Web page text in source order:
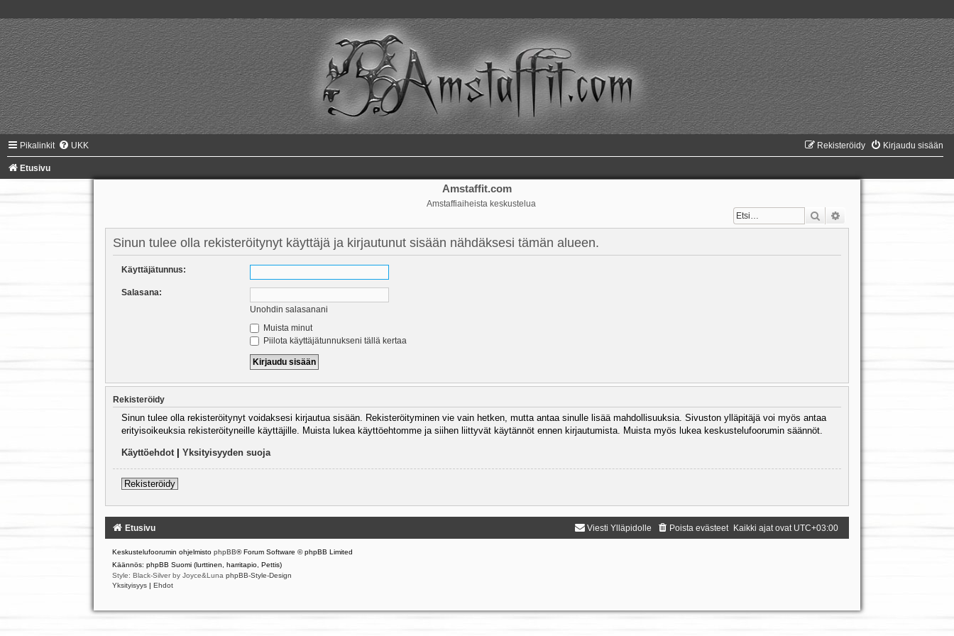
Pikalinkit UKK Kirjaudu sisään
Rekisteröidy
Etusivu
Amstaffit.com
Amstaffiaiheista keskustelua
Etsi
Sinun tulee olla rekisteröitynyt käyttäjä ja kirjautunut sisään nähdäksesi tämän alueen.
Käyttäjätunnus:
Salasana:
Unohdin salasanani
Muista minut
Piilota käyttäjätunnukseni tällä kertaa
Rekisteröidy
Sinun tulee olla rekisteröitynyt voidaksesi kirjautua sisään. Rekisteröityminen vie vain hetken, mutta antaa sinulle lisää mahdollisuuksia. Sivuston ylläpitäjä voi myös antaa
erityisoikeuksia rekisteröityneille käyttäjille. Muista lukea käyttöehtomme ja siihen liittyvät käytännöt ennen kirjautumista. Muista myös lukea keskustelufoorumin säännöt.
Käyttöehdot| Yksityisyyden suoja
Rekisteröidy
Etusivu Kaikki ajat ovat UTC+03:00
Poista evästeet
Viesti Ylläpidolle
Keskustelufoorumin ohjelmisto phpBB® Forum Software © phpBB Limited
Käännös: phpBB Suomi (lurttinen, harritapio, Pettis)
Style: Black-Silver by Joyce&Luna phpBB-Style-Design
Yksityisyys | Ehdot